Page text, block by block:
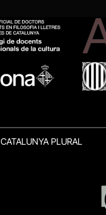
CATALUNYA PLURAL